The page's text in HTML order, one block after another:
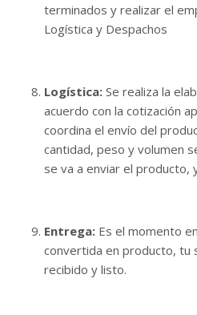
terminados y realizar el
Logística y Despachos
Logística: Se realiza la
acuerdo con la cotización
coordina el envío del
cantidad, peso y volumen
se va a enviar el producto,
Entrega: Es el momento
convertida en producto, tu
recibido y listo.